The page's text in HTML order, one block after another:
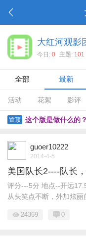
大红河观影
今日: 0 主题: 101
全部 最新
活动 花絮 影评
置顶 这个版是做什么的
guoer10222
2014-4-5
美国队长2----队长
评分---5分 地点--开远
从头笑点不断，外加炫丽
24369 0